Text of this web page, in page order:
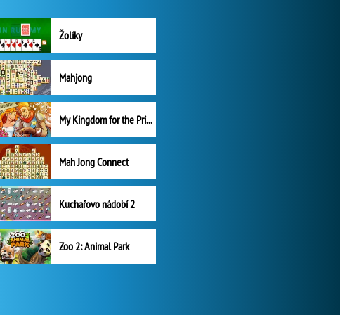
Žolíky
Mahjong
My Kingdom for the Princess Plná verze
Mah Jong Connect
Kuchařovo nádobí 2
Zoo 2: Animal Park